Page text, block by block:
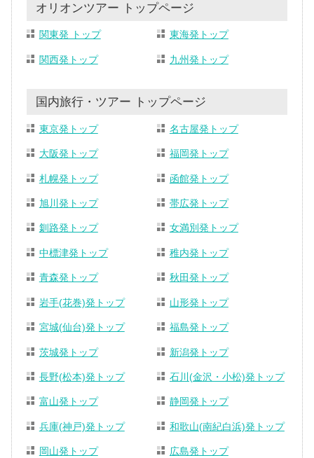
オリオンツアー トップページ
関東発 トップ 東海発トップ
関西発トップ 九州発トップ
国内旅行・ツアー トップページ
東京発トップ 名古屋発トップ
大阪発トップ 福岡発トップ
札幌発トップ 函館発トップ
旭川発トップ 帯広発トップ
釧路発トップ 女満別発トップ
中標津発トップ 稚内発トップ
青森発トップ 秋田発トップ
岩手(花巻)発トップ 山形発トップ
宮城(仙台)発トップ 福島発トップ
茨城発トップ 新潟発トップ
長野(松本)発トップ 石川(金沢・小松)発トップ
富山発トップ 静岡発トップ
兵庫(神戸)発トップ 和歌山(南紀白浜)発トップ
岡山発トップ 広島発トップ